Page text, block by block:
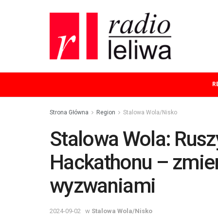
Strona Główna Region Stalowa Wola/Nisko
Stalowa Wola:
Hackathonu –
wyzwaniami
2024-09-02 w Stalowa Wola/Nisko